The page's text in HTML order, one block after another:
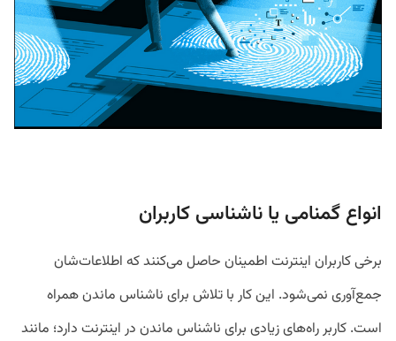
انواع گمنامی یا ناشناسی کاربران
برخی کاربران اینترنت اطمینان حاصل می‌کنند که اطلاعات‌شان
جمع‌آوری نمی‌شود. این کار با تلاش برای ناشناس ماندن همراه
است. کاربر راه‌های زیادی برای ناشناس ماندن در اینترنت دارد؛ مانند